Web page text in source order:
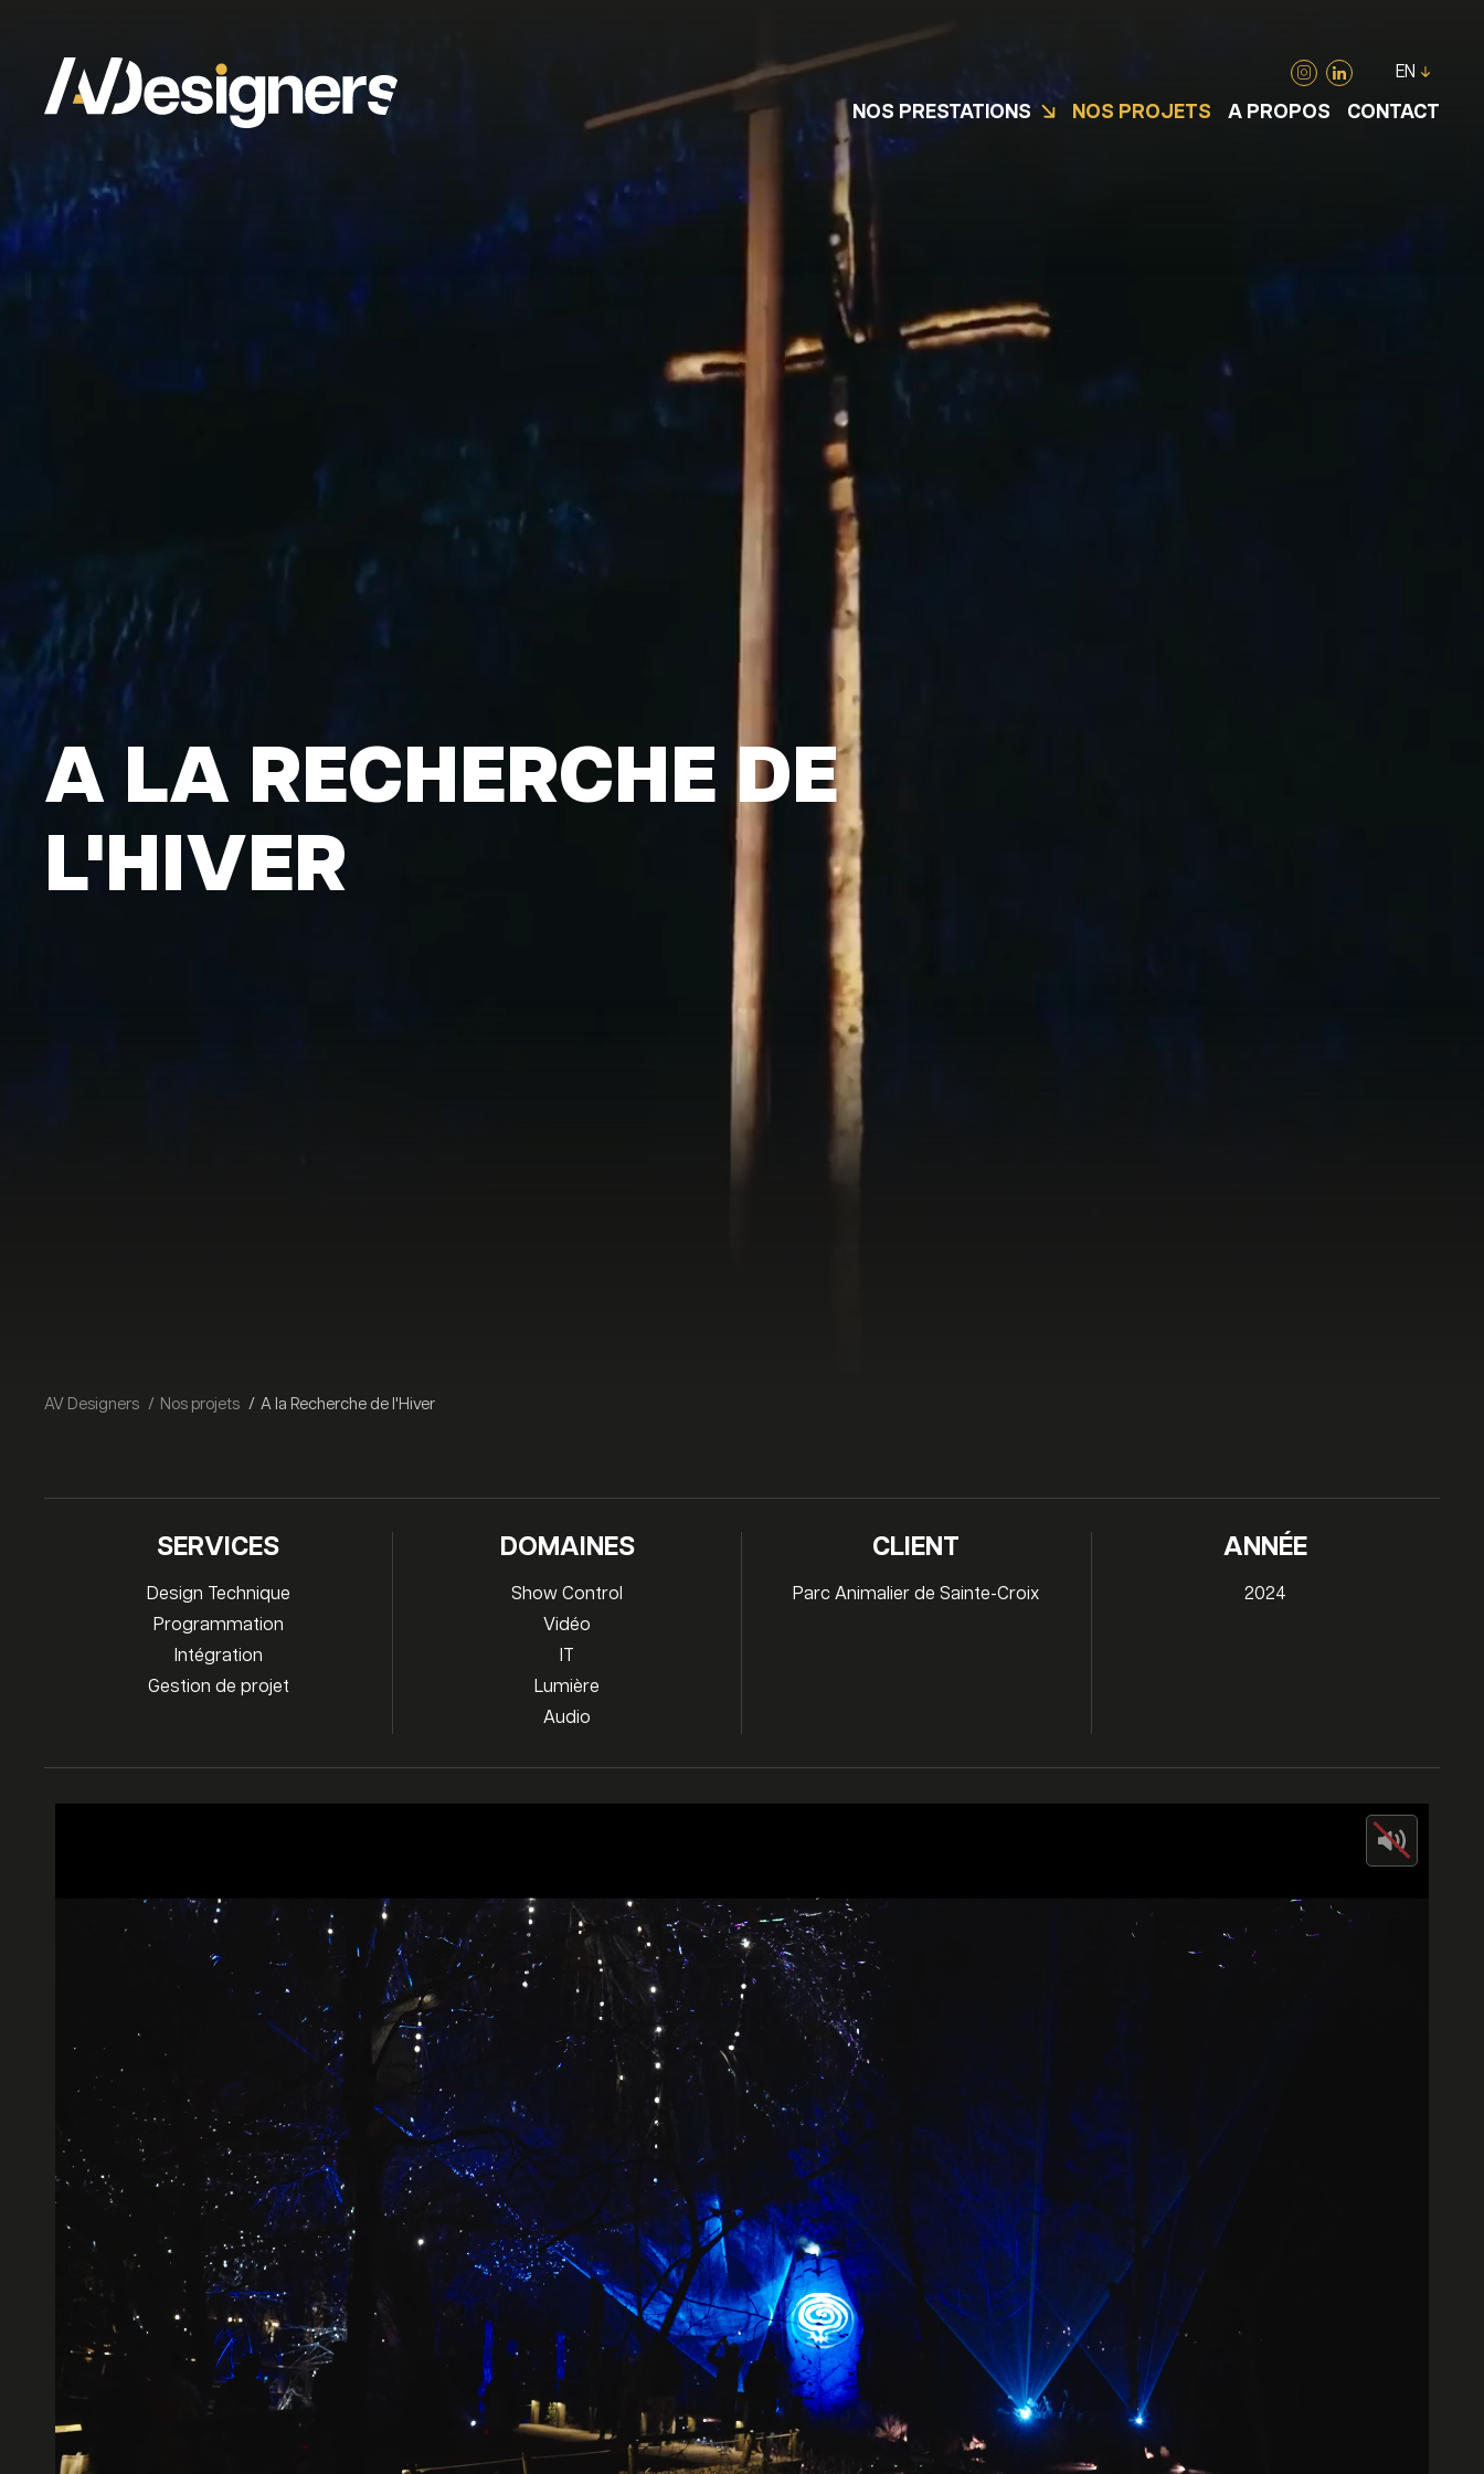
EN
NOS PRESTATIONS
DESIGN ET CRÉATION
TECHNIQUE
INTÉGRATION ET
DIRECTION TECHNIQUE ET
NOS PROJETS A PROPOS CONTACT
A LA RECHERCHE DE
L'HIVER
AV Designers Nos projets A la Recherche de l'Hiver
SERVICES
Design Technique
Programmation
Intégration
Gestion de projet
DOMAINES
Show Control
Vidéo
IT
Lumière
Audio
CLIENT
Parc Animalier de Sainte-Croix
ANNÉE
2024